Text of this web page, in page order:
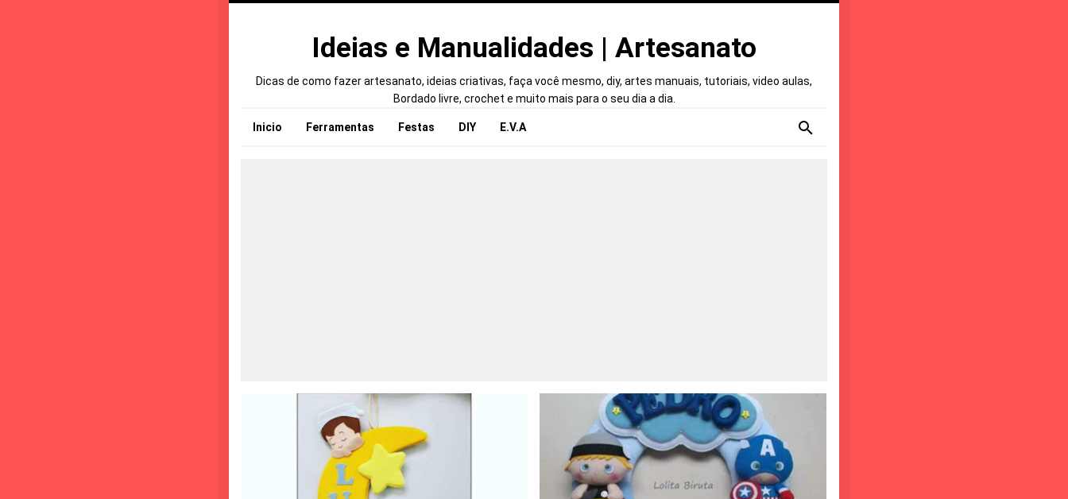
Ideias e Manualidades | Artesanato
Dicas de como fazer artesanato, ideias criativas, faça você mesmo, diy, artes manuais, tutoriais, video aulas,
Bordado livre, crochet e muito mais para o seu dia a dia.
Inicio Ferramentas Festas DIY E.V.A